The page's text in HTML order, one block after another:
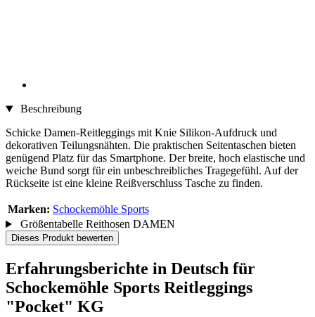
Beschreibung
Schicke Damen-Reitleggings mit Knie Silikon-Aufdruck und
dekorativen Teilungsnähten. Die praktischen Seitentaschen bieten
genügend Platz für das Smartphone. Der breite, hoch elastische und
weiche Bund sorgt für ein unbeschreibliches Tragegefühl. Auf der
Rückseite ist eine kleine Reißverschluss Tasche zu finden.
Marken: Schockemöhle Sports
Größentabelle Reithosen DAMEN
Dieses Produkt bewerten
Erfahrungsberichte in Deutsch für
Schockemöhle Sports Reitleggings
"Pocket" KG